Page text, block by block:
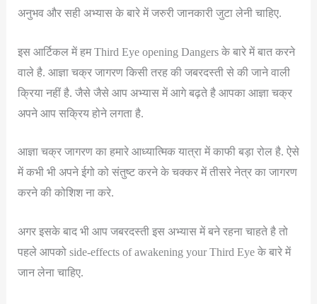
अनुभव और सही अभ्यास के बारे में जरुरी जानकारी जुटा लेनी चाहिए.
इस आर्टिकल में हम Third Eye opening Dangers के बारे में बात करने
वाले है. आज्ञा चक्र जागरण किसी तरह की जबरदस्ती से की जाने वाली
क्रिया नहीं है. जैसे जैसे आप अभ्यास में आगे बढ़ते है आपका आज्ञा चक्र
अपने आप सक्रिय होने लगता है.
आज्ञा चक्र जागरण का हमारे आध्यात्मिक यात्रा में काफी बड़ा रोल है. ऐसे
में कभी भी अपने ईगो को संतुष्ट करने के चक्कर में तीसरे नेत्र का जागरण
करने की कोशिश ना करे.
अगर इसके बाद भी आप जबरदस्ती इस अभ्यास में बने रहना चाहते है तो
पहले आपको side-effects of awakening your Third Eye के बारे में
जान लेना चाहिए.